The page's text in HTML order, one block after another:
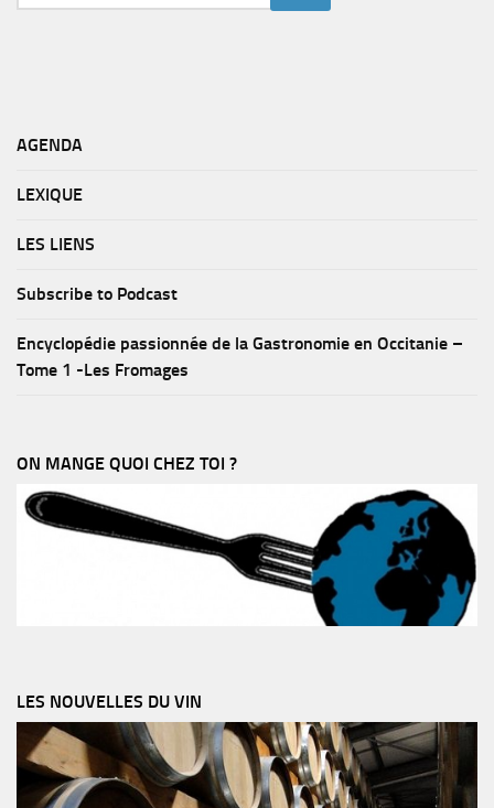
AGENDA
LEXIQUE
LES LIENS
Subscribe to Podcast
Encyclopédie passionnée de la Gastronomie en Occitanie –
Tome 1 -Les Fromages
ON MANGE QUOI CHEZ TOI ?
LES NOUVELLES DU VIN